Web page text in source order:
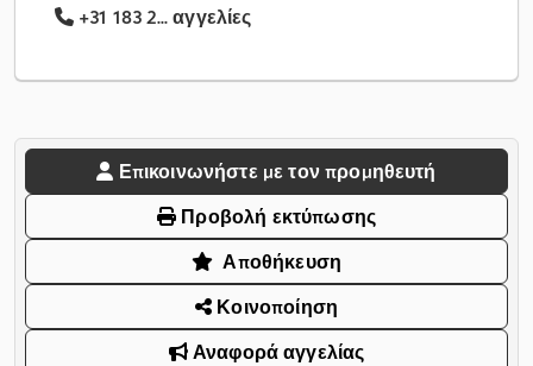
+31 183 2... αγγελίες
Επικοινωνήστε με τον προμηθευτή
Προβολή εκτύπωσης
Αποθήκευση
Κοινοποίηση
Αναφορά αγγελίας